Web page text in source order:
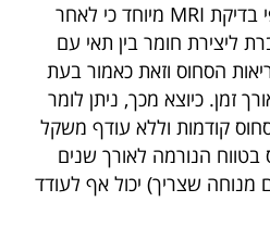
מחקרים נוספים הראו על פי בדיקת MRI מיוחד כי לאחר
ליצירת חומר בין תאי עם
הסחוס וזאת כאמור בעת
זמן. כיוצא מכך, ניתן לומר
קודמות וללא עודף משקל
הנורמה לאורך שנים
מנוחה שצריך) יכול אף לעודד